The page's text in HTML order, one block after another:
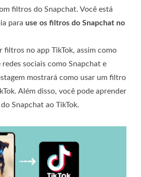
filtros do Snapchat. Você está
para use os filtros do Snapchat no
filtros no app TikTok, assim como
sociais como Snapchat e
mostrará como usar um filtro
Além disso, você pode aprender
Snapchat ao TikTok.